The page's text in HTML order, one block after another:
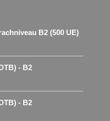
B2 (500 UE)
- B2
- B2